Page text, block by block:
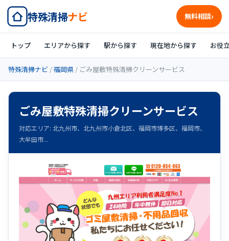
特殊清掃ナビ 無料相談
トップ エリアから探す 駅から探す 現在地から探す お役
特殊清掃ナビ /福岡県 / ごみ屋敷特殊清掃クリーンサービス
ごみ屋敷特殊清掃クリーンサービス
対応エリア: 北九州市、北九州市小倉北区、福岡市博多区、福岡市、
大牟田市...